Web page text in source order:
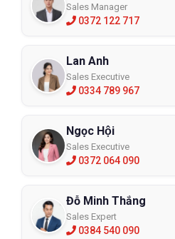
Sales Manager
0372 122 717
Lan Anh
Sales Executive
0334 789 967
Ngọc Hội
Sales Executive
0372 064 090
Đỗ Minh Thắng
Sales Expert
0384 540 090